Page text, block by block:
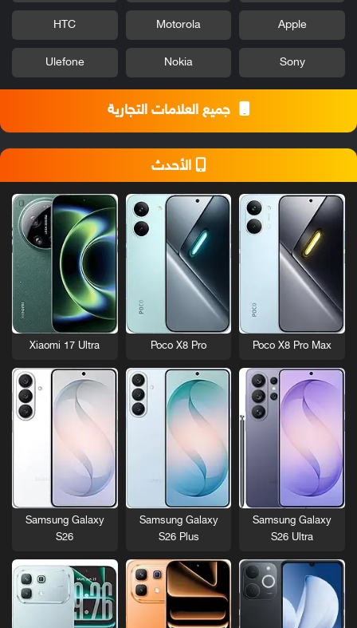
Apple
Motorola
HTC
Sony
Nokia
Ulefone
جميع العلامات التجارية
الأحدث
Poco X8 Pro Max
Poco X8 Pro
Xiaomi 17 Ultra
Samsung Galaxy
S26 Ultra
Samsung Galaxy
S26 Plus
Samsung Galaxy
S26